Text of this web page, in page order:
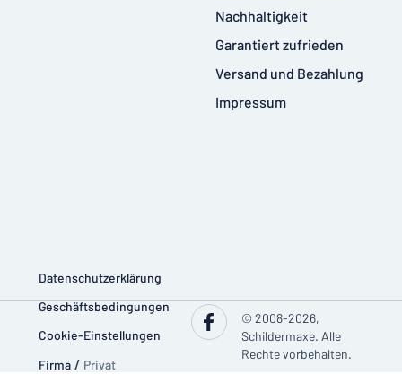
Nachhaltigkeit
Garantiert zufrieden
Versand und Bezahlung
Impressum
Datenschutzerklärung
Geschäftsbedingungen
Cookie-Einstellungen
Firma / Privat
© 2008-2026,
Schildermaxe. Alle
Rechte vorbehalten.